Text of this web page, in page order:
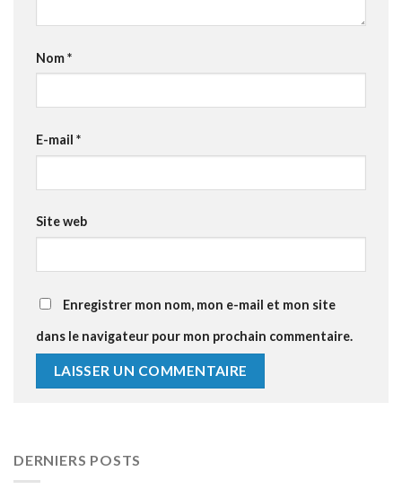
Nom*
E-mail *
Site web
Enregistrer mon nom, mon e-mail et mon site
dans le navigateur pour mon prochain commentaire.
DERNIERS POSTS